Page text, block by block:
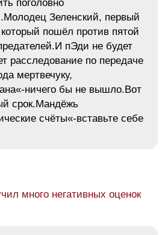
поголовно
Зеленский, первый
пошёл против пятой
пЭди не будет
расследование по передаче
мертвечуку,
ничего бы не вышло.Вот
срок.Мандёжь
счёты«-вставьте себе
много негативных оценок